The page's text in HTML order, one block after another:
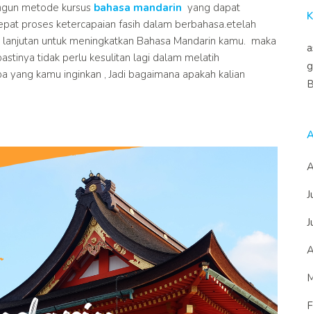
metode kursus bahasa mandarin yang dapat
proses ketercapaian fasih dalam berbahasa.etelah
untuk meningkatkan Bahasa Mandarin kamu. maka
tidak perlu kesulitan lagi dalam melatih
kamu inginkan , Jadi bagaimana apakah kalian